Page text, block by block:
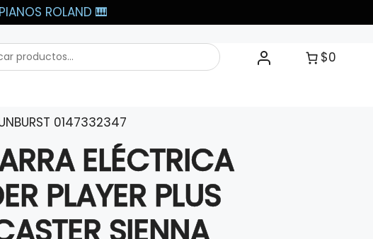
ROLAND 🎹​
$0
0147332347
ELÉCTRICA
PLAYER PLUS